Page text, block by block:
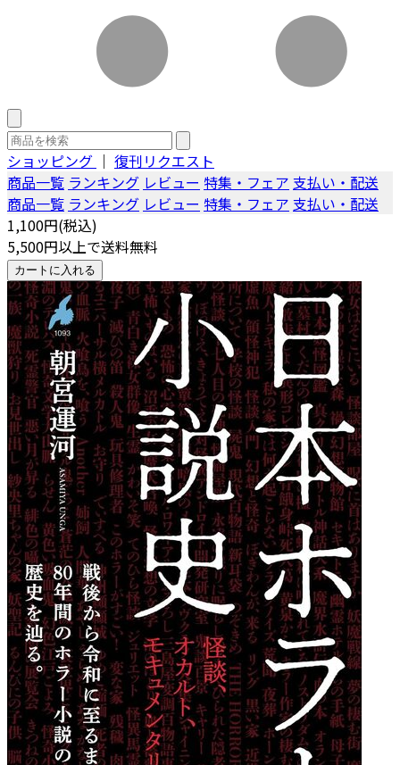
ショッピング ｜ 復刊リクエスト
商品一覧 ランキング レビュー 特集・フェア 支払い・配送
商品一覧 ランキング レビュー 特集・フェア 支払い・配送
1,100円(税込)
5,500円以上で送料無料
カートに入れる